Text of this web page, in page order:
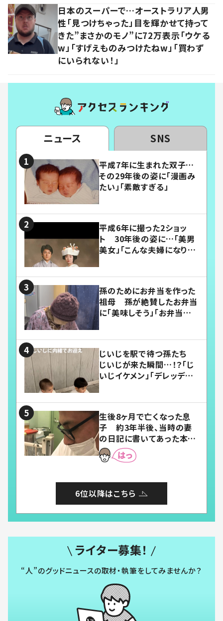
日本のスーパーで…オーストラリア人男
性「見つけちゃった」目を輝かせて持って
きた”まさかのモノ”に72万表示「ウケる
w」「すげえものみつけたねw」「買わず
にいられない！」
ニュース SNS
平成7年に生まれた双子…
その29年後の姿に「漫画み
たい」「素敵すぎる」
平成6年に撮った2ショッ
ト 30年後の姿に…「美男
美女」「こんな夫婦になりた
孫のためにお弁当を作った
祖母 孫が絶賛したお弁当
に「美味しそう」「お弁当すご
じいじを駅で待つ孫たち
じいじが来た瞬間…！？「じ
いじイケメン」「デレッデレ」
生後8ヶ月で亡くなった息
子 約3年半後、当時の妻
の日記に書いてあった本音
とは
6位以降はこちら
ライター募集！
“人”のグッドニュースの取材・執筆をしてみませんか？